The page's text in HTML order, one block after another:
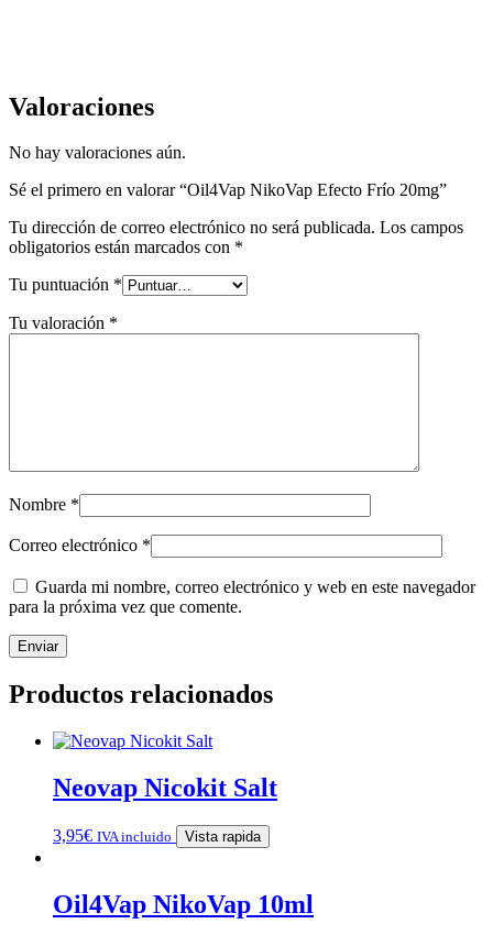
Valoraciones
No hay valoraciones aún.
Sé el primero en valorar “Oil4Vap NikoVap Efecto Frío 20mg”
Tu dirección de correo electrónico no será publicada. Los campos
obligatorios están marcados con *
Tu puntuación *
Tu valoración *
Nombre *
Correo electrónico *
Guarda mi nombre, correo electrónico y web en este navegador
para la próxima vez que comente.
Productos relacionados
Neovap Nicokit Salt
3,95€ IVA incluido Vista rapida
Oil4Vap NikoVap 10ml